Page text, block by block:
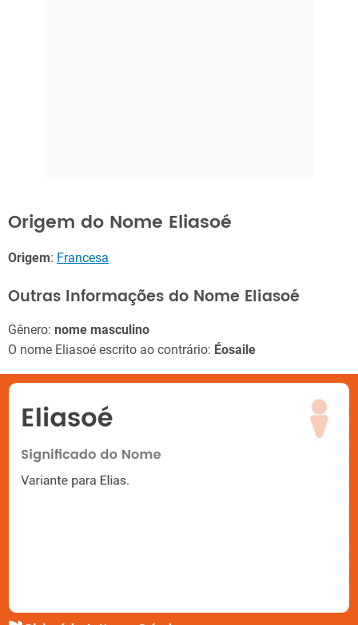
Origem do Nome Eliasoé
Origem: Francesa
Outras Informações do Nome Eliasoé
Gênero: nome masculino
O nome Eliasoé escrito ao contrário: Éosaile